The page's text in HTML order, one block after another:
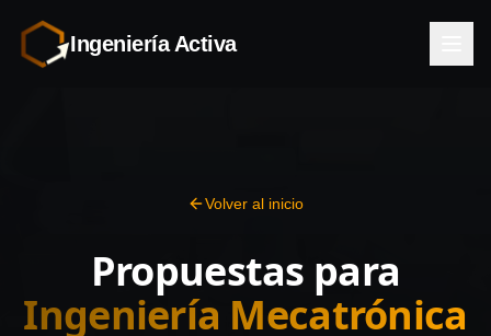
Ingeniería Activa
Volver al inicio
Propuestas para
Ingeniería Mecatrónica